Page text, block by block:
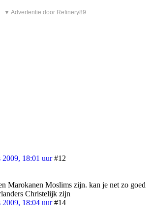
▼ Advertentie door Refinery89
2009, 18:01 uur #12
Marokanen Moslims zijn. kan je net zo goed
Christelijk zijn
2009, 18:04 uur #14